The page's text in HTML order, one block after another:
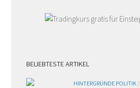
BELIEBTESTE ARTIKEL
HINTERGRÜNDE POLITIK /